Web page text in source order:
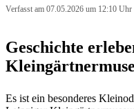
Verfasst am 07.05.2026 um 12:10 Uhr
Geschichte
Es ist ein besonderes